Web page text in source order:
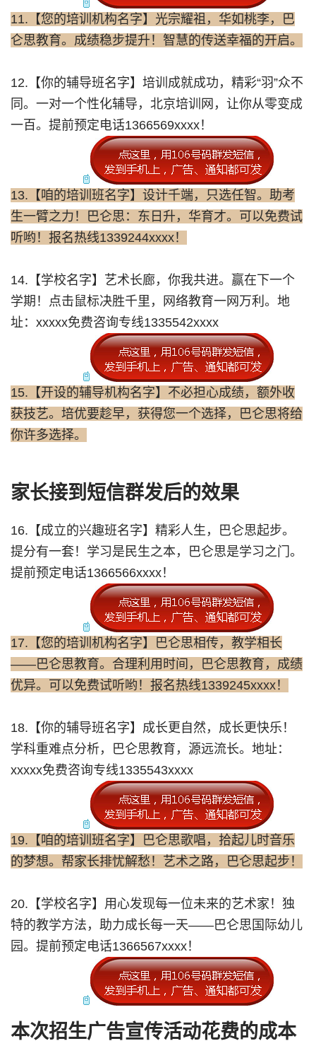
11.【您的培训机构名字】光宗耀祖，华如桃李，巴
仑思教育。成绩稳步提升！智慧的传送幸福的开启。
12.【你的辅导班名字】培训成就成功，精彩“羽”众不
同。一对一个性化辅导，北京培训网，让你从零变成
一百。提前预定电话1366569xxxx！
13.【咱的培训班名字】设计千端，只选任智。助考
生一臂之力！巴仑思：东日升，华育才。可以免费试
听哟！报名热线1339244xxxx！
14.【学校名字】艺术长廊，你我共进。赢在下一个
学期！点击鼠标决胜千里，网络教育一网万利。地
址：xxxxx免费咨询专线1335542xxxx
15.【开设的辅导机构名字】不必担心成绩，额外收
获技艺。培优要趁早，获得您一个选择，巴仑思将给
你许多选择。
家长接到短信群发后的效果
16.【成立的兴趣班名字】精彩人生，巴仑思起步。
提分有一套！学习是民生之本，巴仑思是学习之门。
提前预定电话1366566xxxx！
17.【您的培训机构名字】巴仑思相传，教学相长
——巴仑思教育。合理利用时间，巴仑思教育，成绩
优异。可以免费试听哟！报名热线1339245xxxx！
18.【你的辅导班名字】成长更自然，成长更快乐！
学科重难点分析，巴仑思教育，源远流长。地址：
xxxxx免费咨询专线1335543xxxx
19.【咱的培训班名字】巴仑思歌唱，拾起儿时音乐
的梦想。帮家长排忧解愁！艺术之路，巴仑思起步！
20.【学校名字】用心发现每一位未来的艺术家！独
特的教学方法，助力成长每一天——巴仑思国际幼儿
园。提前预定电话1366567xxxx！
本次招生广告宣传活动花费的成本